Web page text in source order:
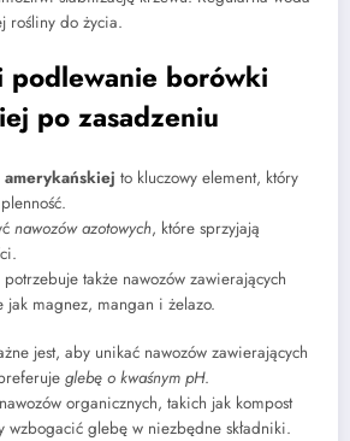
rośliny do życia.
podlewanie borówki
po zasadzeniu
to kluczowy element, który
nawozów azotowych, które sprzyjają
także nawozów zawierających
jak magnez, mangan i żelazo.
jest, aby unikać nawozów zawierających
glebę o kwaśnym pH.
organicznych, takich jak kompost
wzbogacić glebę w niezbędne składniki.